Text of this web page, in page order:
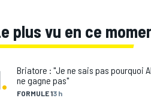
plus vu en ce
. FORMULE 13 h
Briatore : "Je ne sais pas pourquoi
ne gagne pas"